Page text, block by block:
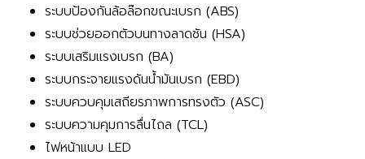
ระบบป้องกันล้อล๊อกขณะเบรก (ABS)
ระบบช่วยออกตัวบนทางลาดชัน (HSA)
ระบบเสริมแรงเบรก (BA)
ระบบกระจายแรงดันน้ำมันเบรก (EBD)
ระบบควบคุมเสถียรภาพการทรงตัว (ASC)
ระบบความคุมการลื่นไถล (TCL)
ไฟหน้าแบบ LED